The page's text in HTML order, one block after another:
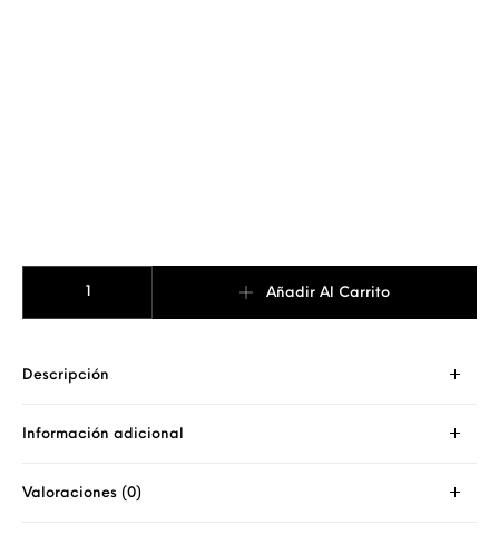
Añadir Al Carrito
Descripción
Información adicional
Valoraciones (0)